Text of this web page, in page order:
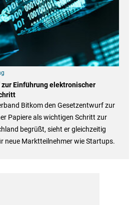
Einführung elektronischer
Bitkom den Gesetzentwurf zur
Papiere als wichtigen Schritt zur
begrüßt, sieht er gleichzeitig
neue Marktteilnehmer wie Startups.